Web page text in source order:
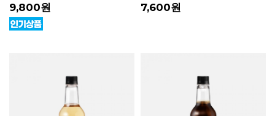
9,800원 7,600원